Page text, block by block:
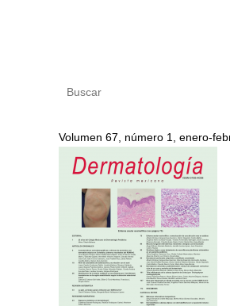
Volumen 67, número 1, enero-